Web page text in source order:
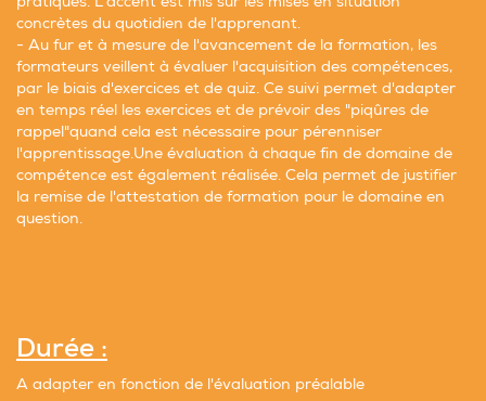
concrètes du quotidien de l'apprenant.
- Au fur et à mesure de l'avancement de la formation, les
formateurs veillent à évaluer l'acquisition des compétences,
par le biais d'exercices et de quiz. Ce suivi permet d'adapter
en temps réel les exercices et de prévoir des "piqûres de
rappel"quand cela est nécessaire pour pérenniser
l'apprentissage.Une évaluation à chaque fin de domaine de
compétence est également réalisée. Cela permet de justifier
la remise de l'attestation de formation pour le domaine en
question.
Durée :
A adapter en fonction de l'évaluation préalable